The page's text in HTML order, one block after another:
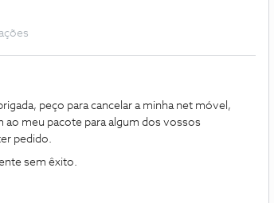
peço para cancelar a minha net móvel,
meu pacote para algum dos vossos
pedido.
sem êxito.